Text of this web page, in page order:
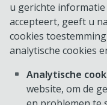
u gerichte informatie
accepteert, geeft u
cookies
analytische cookies
Analytische
website, om de